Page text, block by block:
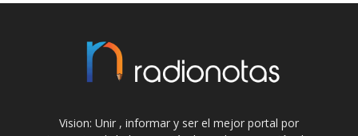
Vision: Unir , informar y ser el mejor portal por